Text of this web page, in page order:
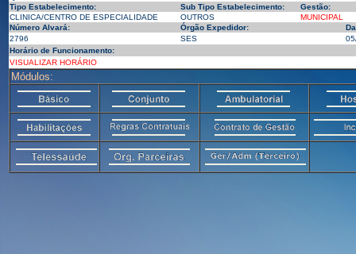
Tipo Estabelecimento:
Sub Tipo Estabelecimento:
Gestão:
CLINICA/CENTRO DE ESPECIALIDADE
OUTROS
MUNICIPAL
Número Alvará:
Órgão Expedidor:
2796
SES
Horário de Funcionamento:
VISUALIZAR HORÁRIO
Módulos: